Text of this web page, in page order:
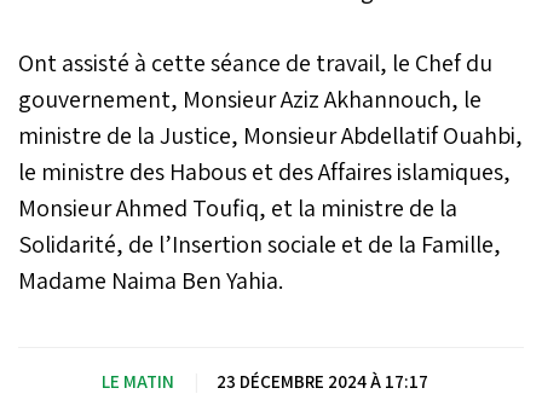
Ont assisté à cette séance de travail, le Chef du
gouvernement, Monsieur Aziz Akhannouch, le
ministre de la Justice, Monsieur Abdellatif Ouahbi,
le ministre des Habous et des Affaires islamiques,
Monsieur Ahmed Toufiq, et la ministre de la
Solidarité, de l’Insertion sociale et de la Famille,
Madame Naima Ben Yahia.
LE MATIN 23 DÉCEMBRE 2024 À 17:17